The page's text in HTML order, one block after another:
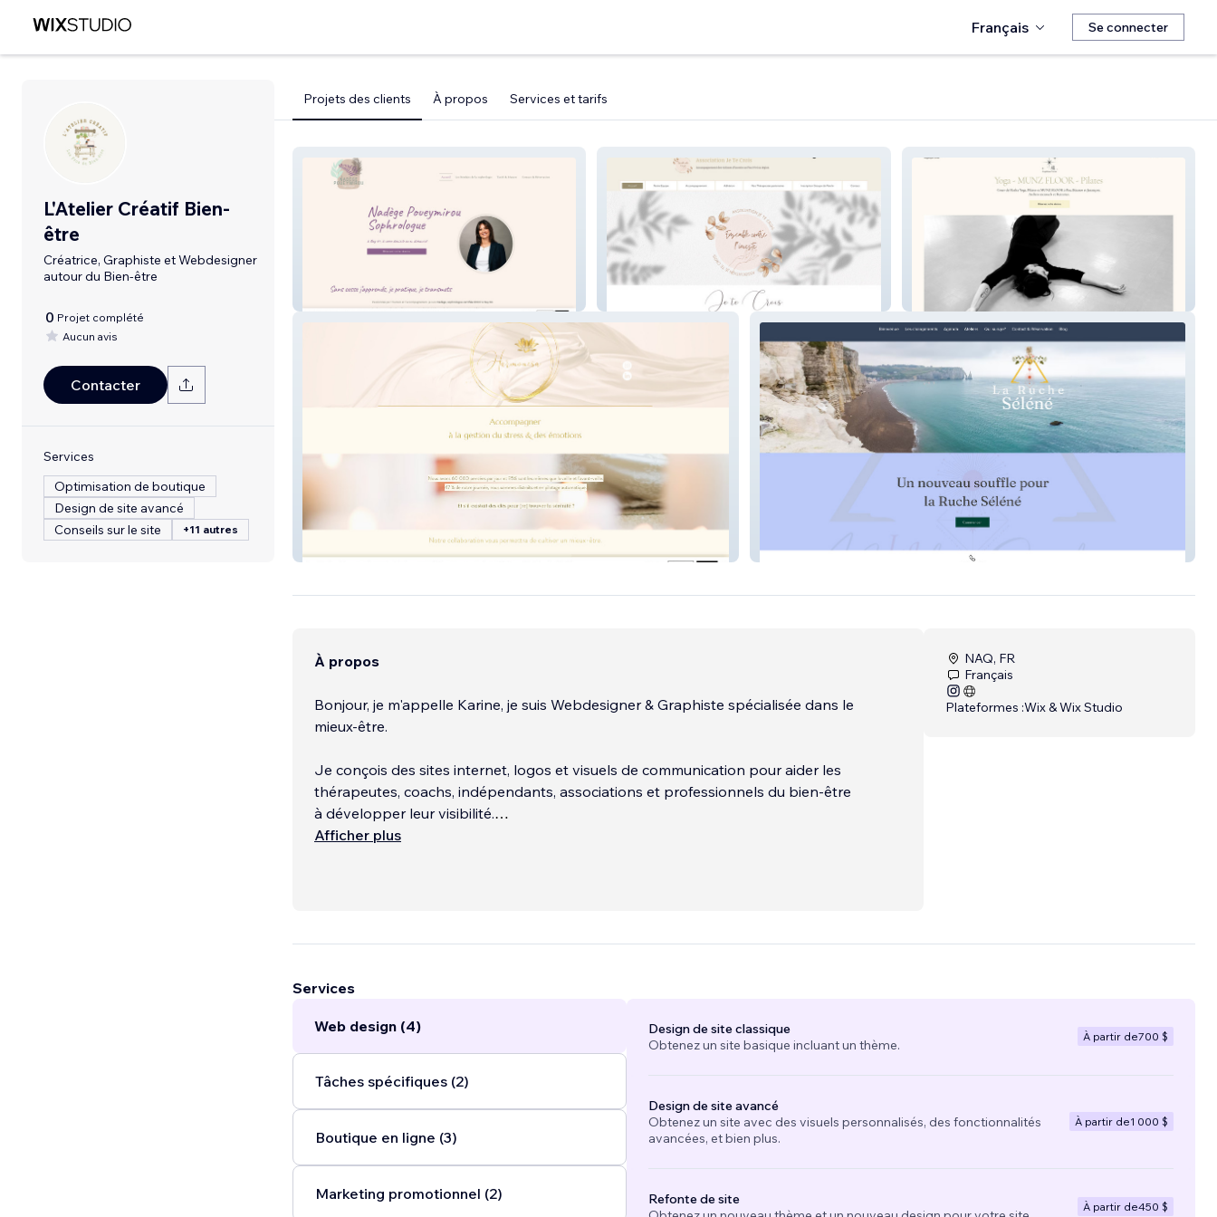
Français Se connecter
L'Atelier Créatif Bien-
être
Créatrice, Graphiste et Webdesigner
autour du Bien-être
0 Projet complété
Aucun avis
Contacter
Services
Optimisation de boutique
Design de site avancé
Conseils sur le site
+11 autres
Projets des clients À propos Services et tarifs
NADEGE POUEYMIROU Association Je Te Crois Angélique Torres Munz Floor
La Ruche Séléné
À propos
Bonjour, je m'appelle Karine, je suis Webdesigner & Graphiste spécialisée dans le
mieux-être.
Je conçois des sites internet, logos et visuels de communication pour aider les
thérapeutes, coachs, indépendants, associations et professionnels du bien-être
à développer leur visibilité.
Afficher plus
NAQ, FR
Français
Plateformes :Wix & Wix Studio
Services
Web design (4)
Tâches spécifiques (2)
Boutique en ligne (3)
Marketing promotionnel (2)
Design de site classique
Obtenez un site basique incluant un thème.
À partir de700 $
Design de site avancé
Obtenez un site avec des visuels personnalisés, des fonctionnalités
avancées, et bien plus.
À partir de1 000 $
Refonte de site
À partir de450 $